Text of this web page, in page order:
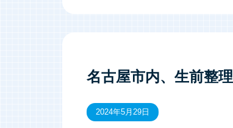
名古屋市内、生前整理
2024年5月29日